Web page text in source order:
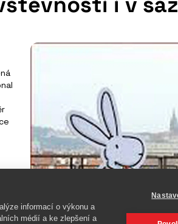
informací o výkonu a
médií a ke zlepšení a